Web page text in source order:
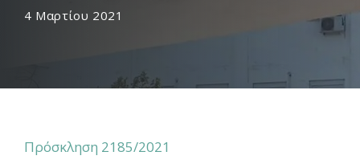
4 Μαρτίου 2021
Πρόσκληση 2185/2021